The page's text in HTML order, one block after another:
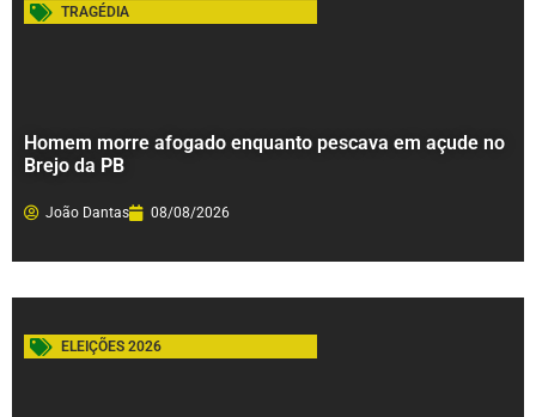
TRAGÉDIA
Homem morre afogado enquanto pescava em açude no
Brejo da PB
João Dantas 08/08/2026
ELEIÇÕES 2026